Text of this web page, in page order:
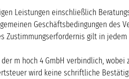
Leistungen einschließlich
Geschäftsbedingungen des
gilt in
m hoch 4 GmbH verbindlich,
wird keine schriftliche